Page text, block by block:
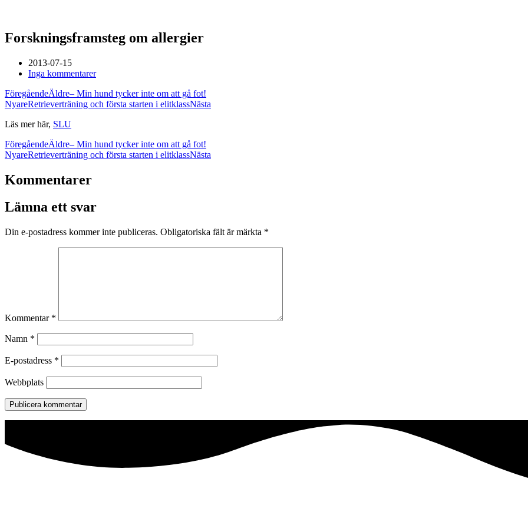
Forskningsframsteg om allergier
2013-07-15
Inga kommentarer
FöregåendeÄldre– Min hund tycker inte om att gå fot!
NyareRetrieverträning och första starten i elitklassNästa
Läs mer här, SLU
FöregåendeÄldre– Min hund tycker inte om att gå fot!
NyareRetrieverträning och första starten i elitklassNästa
Kommentarer
Lämna ett svar
Din e-postadress kommer inte publiceras. Obligatoriska fält är märkta *
Kommentar *
Namn *
E-postadress *
Webbplats